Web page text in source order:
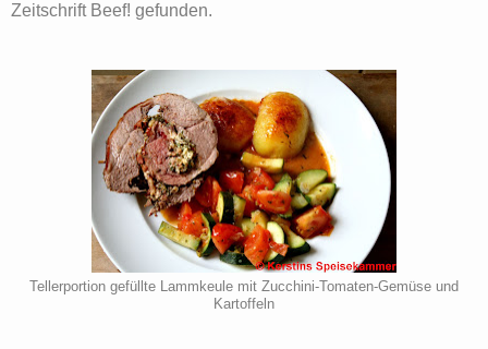
Zeitschrift Beef! gefunden.
Tellerportion gefüllte Lammkeule mit Zucchini-Tomaten-Gemüse und
Kartoffeln